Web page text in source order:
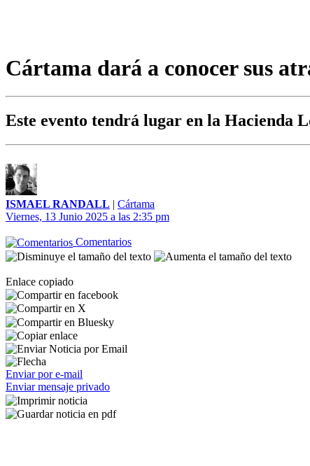
Cártama dará a conocer sus
Este evento tendrá lugar en la Hacienda
ISMAEL RANDALL | Cártama
Viernes, 13 Junio 2025 a las 2:35 pm
Comentarios
Enlace copiado
Enviar por e-mail
Enviar mensaje privado